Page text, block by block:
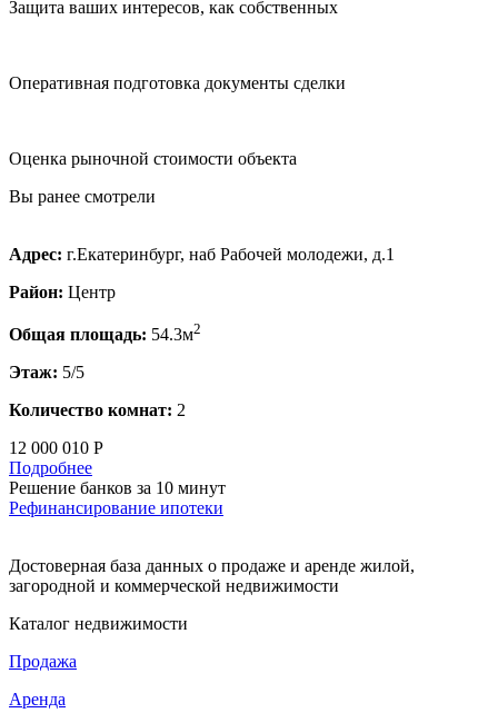
Защита ваших интересов, как собственных
Оперативная подготовка документы сделки
Оценка рыночной стоимости объекта
Вы ранее смотрели
Адрес: г.Екатеринбург, наб Рабочей молодежи, д.1
Район: Центр
Общая площадь: 54.3м2
Этаж: 5/5
Количество комнат: 2
12 000 010 Р
Подробнее
Решение банков за 10 минут
Рефинансирование ипотеки
Достоверная база данных о продаже и аренде жилой,
загородной и коммерческой недвижимости
Каталог недвижимости
Продажа
Аренда